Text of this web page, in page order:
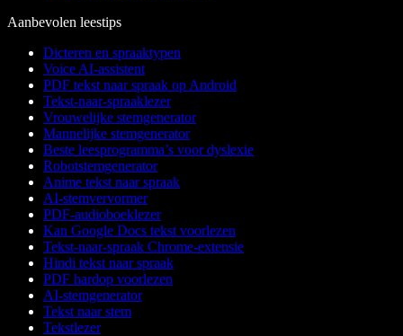
Aanbevolen leestips
Dicteren en spraaktypen
Voice AI-assistent
PDF tekst naar spraak op Android
Tekst-naar-spraaklezer
Vrouwelijke stemgenerator
Mannelijke stemgenerator
Beste leesprogramma’s voor dyslexie
Robotstemgenerator
Anime tekst naar spraak
AI-stemvervormer
PDF-audioboeklezer
Kan Google Docs tekst voorlezen
Tekst-naar-spraak Chrome-extensie
Hindi tekst naar spraak
PDF hardop voorlezen
AI-stemgenerator
Tekst naar stem
Tekstlezer